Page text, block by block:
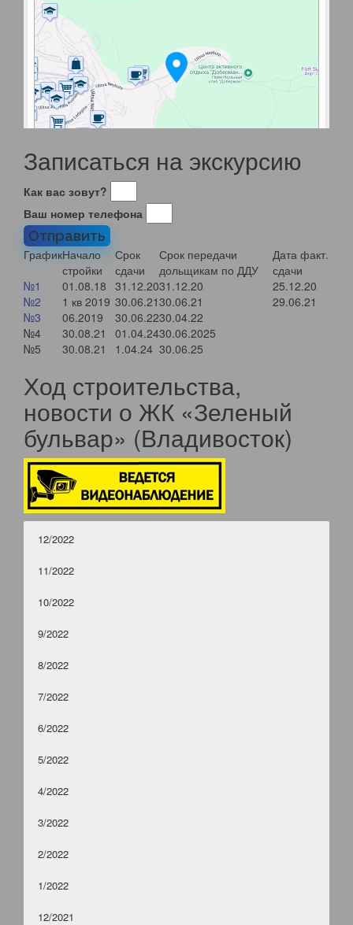
Записаться на экскурсию
Как вас зовут?
Ваш номер телефона
Отправить
ГрафикНачало
стройки
Срок
сдачи
Срок передачи
дольщикам по ДДУ
Дата факт.
сдачи
№1
01.08.18 31.12.2031.12.20
25.12.20
№2
1 кв 2019 30.06.2130.06.21
29.06.21
№3
06.2019 30.06.2230.04.22
№4
30.08.21 01.04.2430.06.2025
№5
30.08.21 1.04.24 30.06.25
Ход строительства,
новости о ЖК «Зеленый
бульвар» (Владивосток)
12/2022
11/2022
10/2022
9/2022
8/2022
7/2022
6/2022
5/2022
4/2022
3/2022
2/2022
1/2022
12/2021